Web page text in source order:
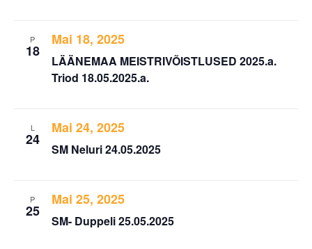
P
18
Mai 18, 2025
LÄÄNEMAA MEISTRIVÕISTLUSED 2025.a.
Triod 18.05.2025.a.
L
24
Mai 24, 2025
SM Neluri 24.05.2025
P
25
Mai 25, 2025
SM- Duppeli 25.05.2025